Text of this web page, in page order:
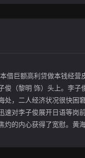
借巨额高利贷做本钱经
（黎明 饰）头上。李子
处，二人经济状况很快困
速对李子俊展开日语等岗
灼的内心获得了宽慰。